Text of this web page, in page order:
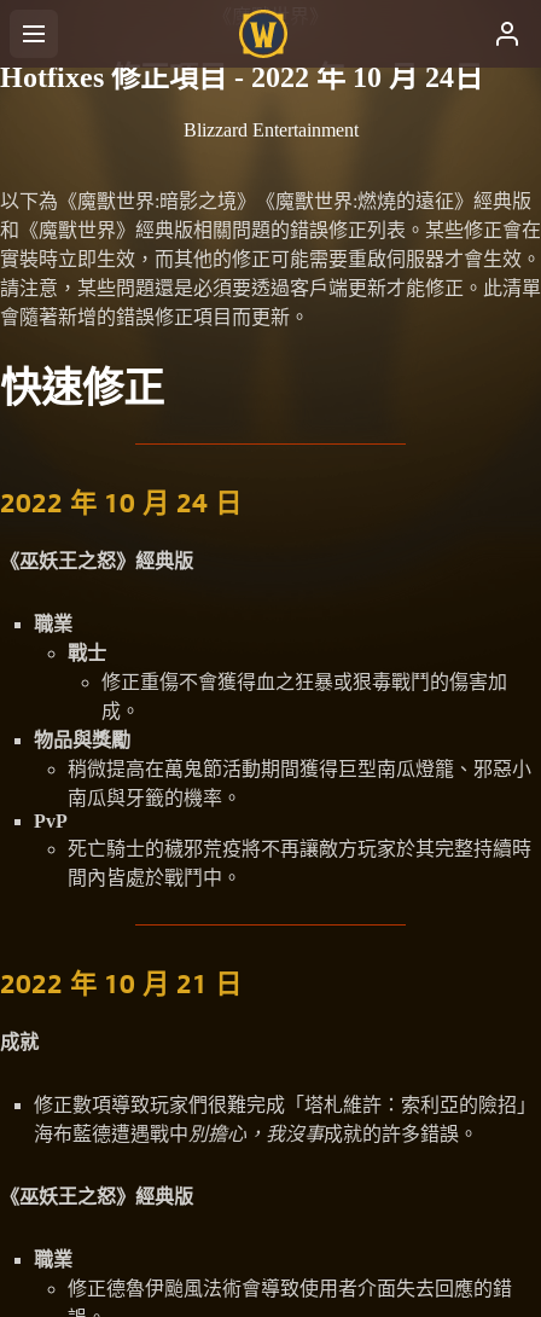
《魔獸世界》
Hotfixes 修正項目 - 2022 年 10 月 24日
Blizzard Entertainment
以下為《魔獸世界:暗影之境》《魔獸世界:燃燒的遠征》經典版
和《魔獸世界》經典版相關問題的錯誤修正列表。某些修正會在
實裝時立即生效，而其他的修正可能需要重啟伺服器才會生效。
請注意，某些問題還是必須要透過客戶端更新才能修正。此清單
會隨著新增的錯誤修正項目而更新。
快速修正
2022 年 10 月 24 日
《巫妖王之怒》經典版
職業
戰士
修正重傷不會獲得血之狂暴或狠毒戰鬥的傷害加
成。
物品與獎勵
稍微提高在萬鬼節活動期間獲得巨型南瓜燈籠、邪惡小
南瓜與牙籤的機率。
PvP
死亡騎士的穢邪荒疫將不再讓敵方玩家於其完整持續時
間內皆處於戰鬥中。
2022 年 10 月 21 日
成就
修正數項導致玩家們很難完成「塔札維許：索利亞的險招」
海布藍德遭遇戰中別擔心，我沒事成就的許多錯誤。
《巫妖王之怒》經典版
職業
修正德魯伊颱風法術會導致使用者介面失去回應的錯